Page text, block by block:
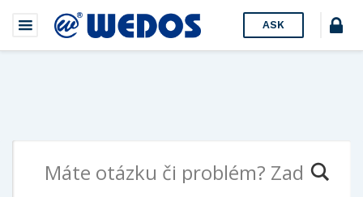
ASK